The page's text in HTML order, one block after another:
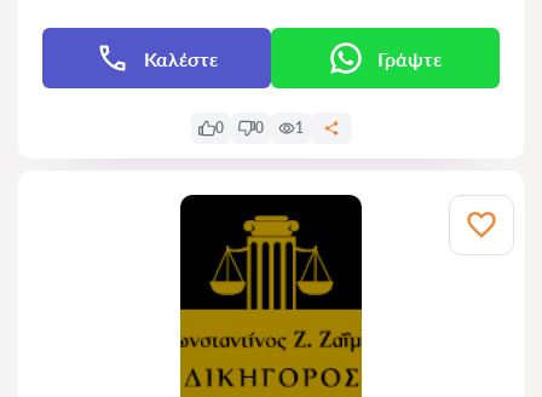
Καλέστε Γράψτε
0 0 1